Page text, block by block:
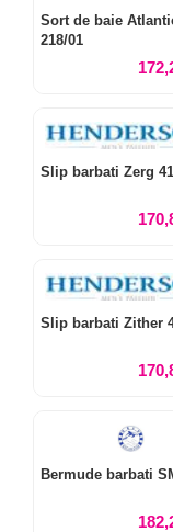
Sort de baie
218/01
Slip barbati Zerg
Slip barbati Zither
Bermude barbati